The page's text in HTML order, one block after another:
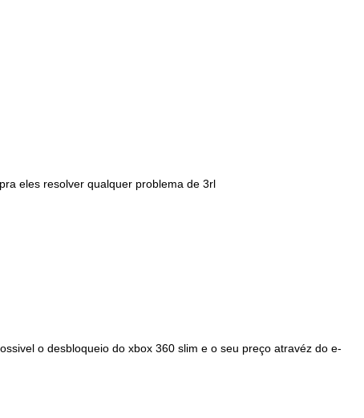
eles resolver qualquer problema de 3rl
o desbloqueio do xbox 360 slim e o seu preço atravéz do e-